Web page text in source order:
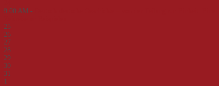
9:00 AM -
25
26
27
28
29
30
31
1